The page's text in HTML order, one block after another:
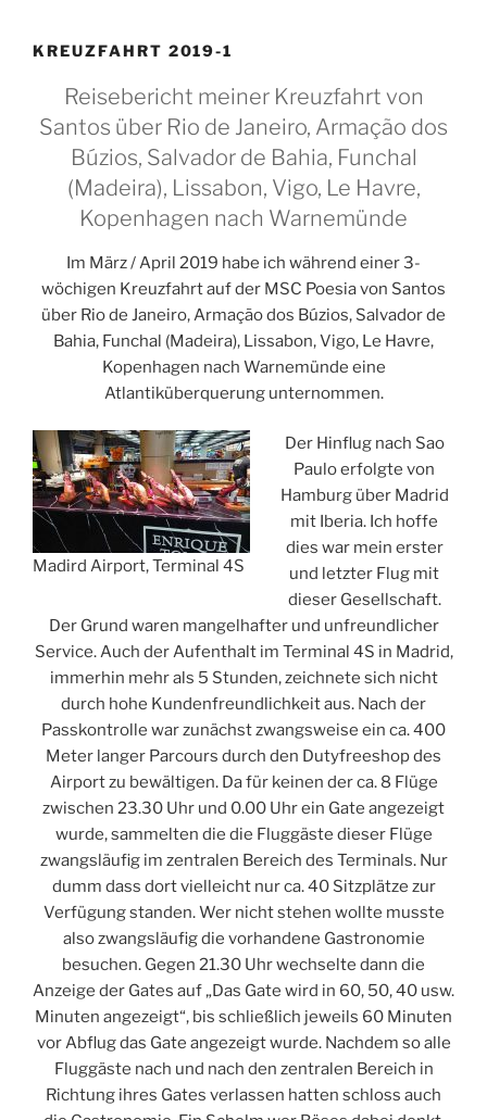
KREUZFAHRT 2019-1
Reisebericht meiner Kreuzfahrt von
Santos über Rio de Janeiro, Armação dos
Búzios, Salvador de Bahia, Funchal
(Madeira), Lissabon, Vigo, Le Havre,
Kopenhagen nach Warnemünde
Im März / April 2019 habe ich während einer 3-
wöchigen Kreuzfahrt auf der MSC Poesia von Santos
über Rio de Janeiro, Armação dos Búzios, Salvador de
Bahia, Funchal (Madeira), Lissabon, Vigo, Le Havre,
Kopenhagen nach Warnemünde eine
Atlantiküberquerung unternommen.
Madird Airport, Terminal 4S
Der Hinflug nach Sao
Paulo erfolgte von
Hamburg über Madrid
mit Iberia. Ich hoffe
dies war mein erster
und letzter Flug mit
dieser Gesellschaft.
Der Grund waren mangelhafter und unfreundlicher
Service. Auch der Aufenthalt im Terminal 4S in Madrid,
immerhin mehr als 5 Stunden, zeichnete sich nicht
durch hohe Kundenfreundlichkeit aus. Nach der
Passkontrolle war zunächst zwangsweise ein ca. 400
Meter langer Parcours durch den Dutyfreeshop des
Airport zu bewältigen. Da für keinen der ca. 8 Flüge
zwischen 23.30 Uhr und 0.00 Uhr ein Gate angezeigt
wurde, sammelten die die Fluggäste dieser Flüge
zwangsläufig im zentralen Bereich des Terminals. Nur
dumm dass dort vielleicht nur ca. 40 Sitzplätze zur
Verfügung standen. Wer nicht stehen wollte musste
also zwangsläufig die vorhandene Gastronomie
besuchen. Gegen 21.30 Uhr wechselte dann die
Anzeige der Gates auf „Das Gate wird in 60, 50, 40 usw.
Minuten angezeigt“, bis schließlich jeweils 60 Minuten
vor Abflug das Gate angezeigt wurde. Nachdem so alle
Fluggäste nach und nach den zentralen Bereich in
Richtung ihres Gates verlassen hatten schloss auch